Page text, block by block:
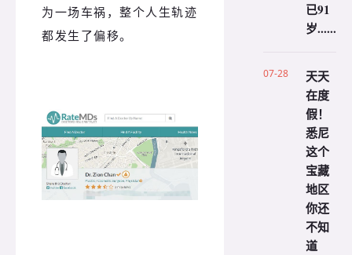
为一场车祸，整个人生轨迹
都发生了偏移。
已91
岁......
07-28
天天
在度
假！
悉尼
这个
宝藏
地区
你还
不知
道